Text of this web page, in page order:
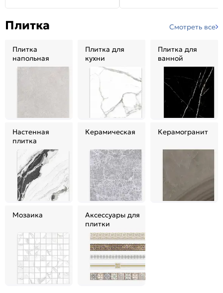
Плитка Смотреть все
Плитка
напольная
Плитка для
кухни
Плитка для
ванной
Настенная
плитка
Керамическая Керамогранит
Мозаика
Аксессуары для
плитки